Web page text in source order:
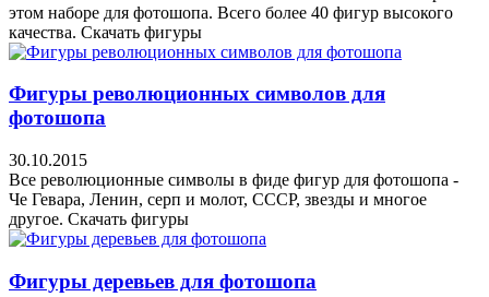
этом наборе для фотошопа. Всего более 40 фигур высокого
качества. Скачать фигуры
Фигуры революционных символов для
фотошопа
30.10.2015
Все революционные символы в фиде фигур для фотошопа -
Че Гевара, Ленин, серп и молот, СССР, звезды и многое
другое. Скачать фигуры
Фигуры деревьев для фотошопа